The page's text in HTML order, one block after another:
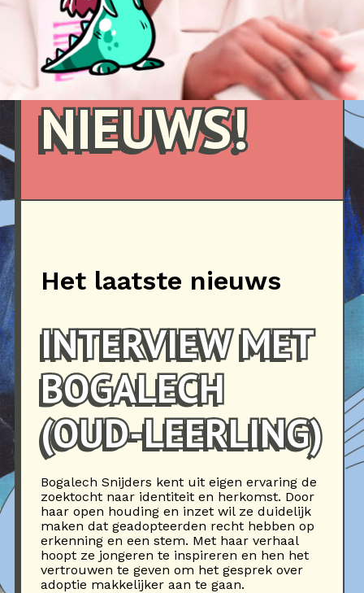
NIEUWS!
Het laatste nieuws
INTERVIEW MET
BOGALECH
(OUD-LEERLING)
Bogalech Snijders kent uit eigen ervaring de
zoektocht naar identiteit en herkomst. Door
haar open houding en inzet wil ze duidelijk
maken dat geadopteerden recht hebben op
erkenning en een stem. Met haar verhaal
hoopt ze jongeren te inspireren en hen het
vertrouwen te geven om het gesprek over
adoptie makkelijker aan te gaan.